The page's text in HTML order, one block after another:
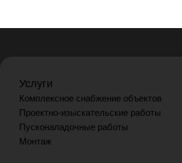
Услуги
Комплексное снабжение объектов
Проектно-изыскательские работы
Пусконаладочные работы
Монтаж